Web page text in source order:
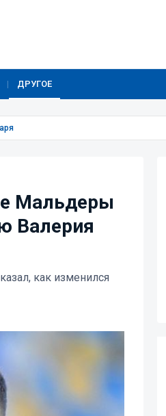
ДРУГОЕ
Мальдеры
Валерия
как изменился